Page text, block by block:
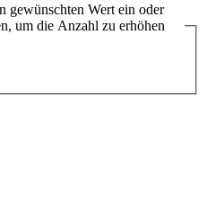
gewünschten Wert ein oder
um die Anzahl zu erhöhen